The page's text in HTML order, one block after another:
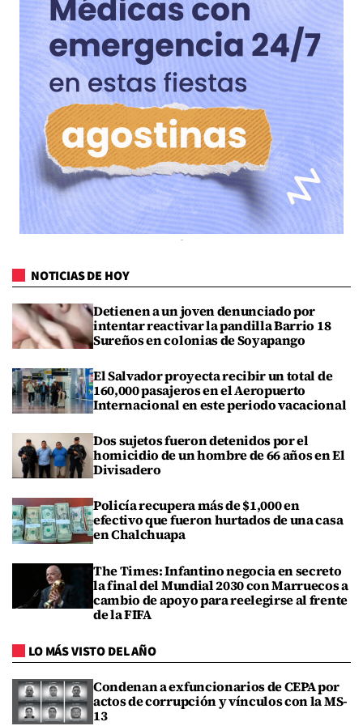
NOTICIAS DE HOY
Detienen a un joven denunciado por
intentar reactivar la pandilla Barrio 18
Sureños en colonias de Soyapango
El Salvador proyecta recibir un total de
160,000 pasajeros en el Aeropuerto
Internacional en este periodo vacacional
Dos sujetos fueron detenidos por el
homicidio de un hombre de 66 años en El
Divisadero
Policía recupera más de $1,000 en
efectivo que fueron hurtados de una casa
en Chalchuapa
The Times: Infantino negocia en secreto
la final del Mundial 2030 con Marruecos a
cambio de apoyo para reelegirse al frente
de la FIFA
LO MÁS VISTO DEL AÑO
Condenan a exfuncionarios de CEPA por
actos de corrupción y vínculos con la MS-
13